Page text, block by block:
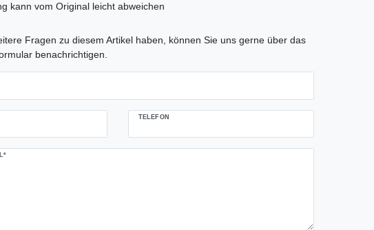
kann vom Original leicht abweichen
Fragen zu diesem Artikel haben, können Sie uns gerne über das
benachrichtigen.
TELEFON